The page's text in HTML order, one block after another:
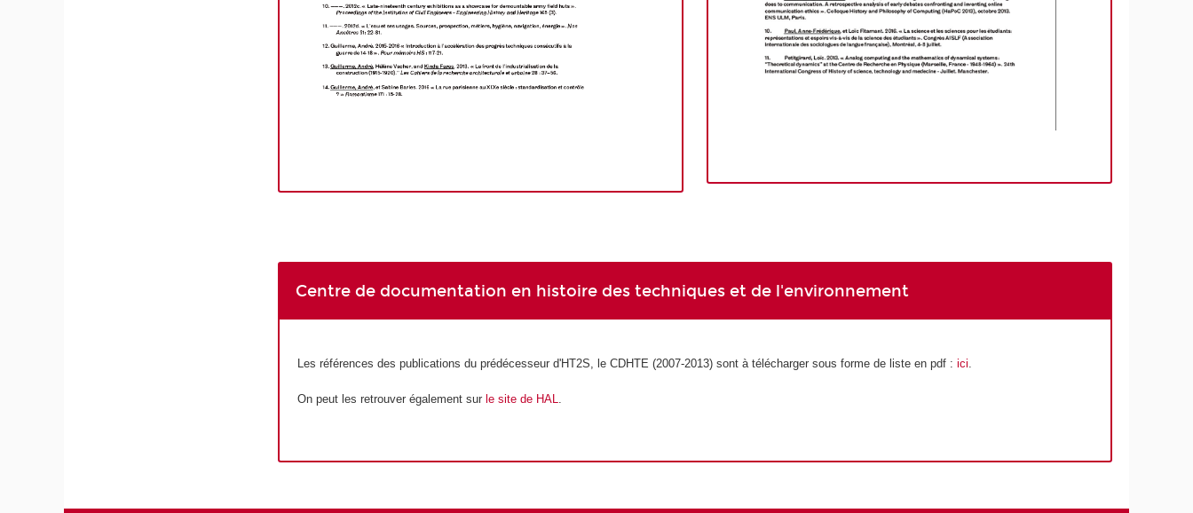
Centre de documentation en histoire des techniques et de l'environnement
Les références des publications du prédécesseur d'HT2S, le CDHTE (2007-2013) sont à télécharger sous forme de liste en pdf : ici
On peut les retrouver également sur le site de HAL.